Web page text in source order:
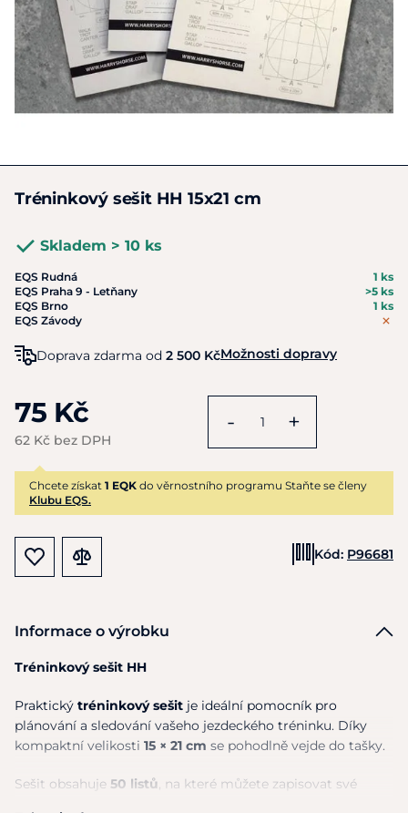
Tréninkový sešit HH 15x21 cm
Skladem > 10 ks
EQS Rudná
1 ks
EQS Praha 9 - Letňany
>5 ks
EQS Brno
1 ks
EQS Závody
Doprava zdarma od 2 500 KčMožnosti dopravy
75 Kč
62 Kč bez DPH
- +
Chcete získat 1 EQK do věrnostního programu Staňte se členy
Klubu EQS.
Kód: P96681
Informace o výrobku
Tréninkový sešit HH
Praktický tréninkový sešit je ideální pomocník pro
plánování a sledování vašeho jezdeckého tréninku. Díky
kompaktní velikosti 15 × 21 cm se pohodlně vejde do tašky.
Sešit obsahuje 50 listů, na které můžete zapisovat své